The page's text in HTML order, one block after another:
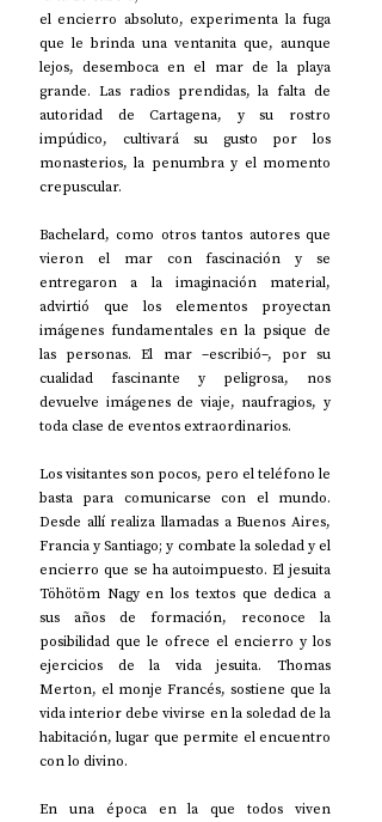
el encierro absoluto, experimenta la fuga
que le brinda una ventanita que, aunque
lejos, desemboca en el mar de la playa
grande. Las radios prendidas, la falta de
autoridad de Cartagena, y su rostro
impúdico, cultivará su gusto por los
monasterios, la penumbra y el momento
crepuscular.
Bachelard, como otros tantos autores que
vieron el mar con fascinación y se
entregaron a la imaginación material,
advirtió que los elementos proyectan
imágenes fundamentales en la psique de
las personas. El mar –escribió–, por su
cualidad fascinante y peligrosa, nos
devuelve imágenes de viaje, naufragios, y
toda clase de eventos extraordinarios.
Los visitantes son pocos, pero el teléfono le
basta para comunicarse con el mundo.
Desde allí realiza llamadas a Buenos Aires,
Francia y Santiago; y combate la soledad y el
Töhötöm Nagy en los textos que dedica a
sus años de formación, reconoce la
posibilidad que le ofrece el encierro y los
ejercicios de la vida jesuita. Thomas
Merton, el monje Francés, sostiene que la
vida interior debe vivirse en la soledad de la
habitación, lugar que permite el encuentro
con lo divino.
En una época en la que todos viven